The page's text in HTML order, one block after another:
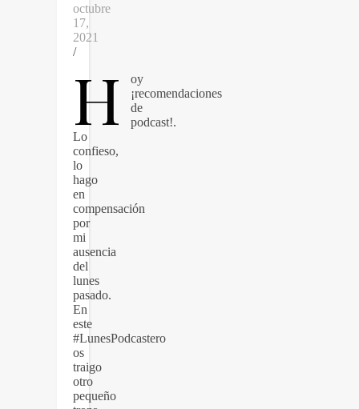
octubre
17,
2021
/
H
oy
¡recomendaciones
de
podcast!.
Lo
confieso,
lo
hago
en
compensación
por
mi
ausencia
del
lunes
pasado.
En
este
#LunesPodcastero
os
traigo
otro
pequeño